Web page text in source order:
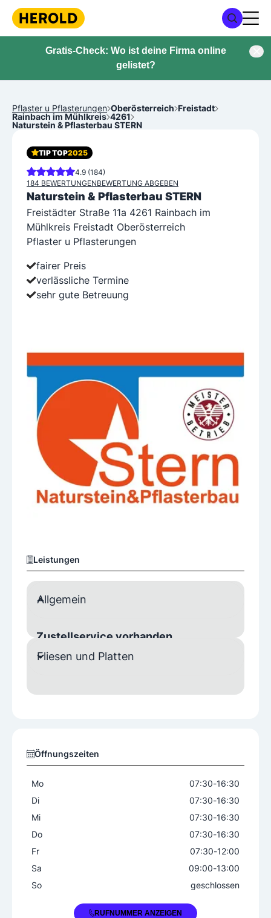
Gratis-Check: Wo ist deine Firma online
gelistet?
Pflaster u Pflasterungen Oberösterreich Freistadt
Rainbach im Mühlkreis 4261
Naturstein & Pflasterbau STERN
TIP TOP2025
4.9 (184)
184 BEWERTUNGENBEWERTUNG ABGEBEN
Naturstein & Pflasterbau STERN
Freistädter Straße 11a 4261 Rainbach im
Mühlkreis Freistadt Oberösterreich
Pflaster u Pflasterungen
fairer Preis
verlässliche Termine
sehr gute Betreuung
Leistungen
Allgemein
Zustellservice vorhanden
Ja
Fliesen und Platten
Öffnungszeiten
Mo 07:30-16:30
Di
07:30-16:30
Mi
07:30-16:30
Do
07:30-16:30
Fr
07:30-12:00
Sa
09:00-13:00
So
geschlossen
+43 660 9501491RUFNUMMER ANZEIGEN